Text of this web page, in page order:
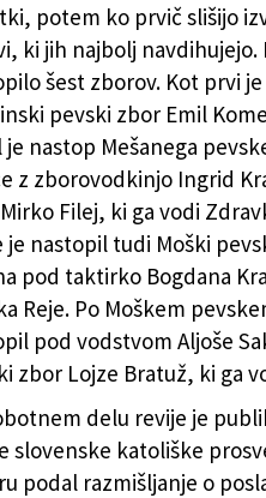
potem ko prvič slišijo
ki jih najbolj
šest zborov. Kot prvi
pevski zbor Emil
nastop Mešanega
z zborovodkinjo Ingrid
Filej, ki ga vodi
je nastopil tudi Moški
pod taktirko Bogdana
Reje. Po Moškem
pod vodstvom Aljoše
zbor Lojze Bratuž, ki ga
delu revije je
slovenske katoliške
podal razmišljanje o